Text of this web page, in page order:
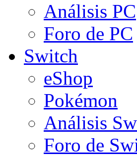
Análisis PC
Foro de PC
Switch
eShop
Pokémon
Análisis
Foro de